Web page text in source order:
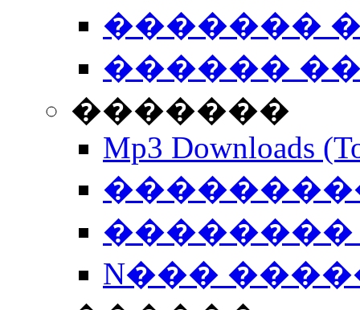
�������
������
�������
Mp3 Downloads
��������
N���